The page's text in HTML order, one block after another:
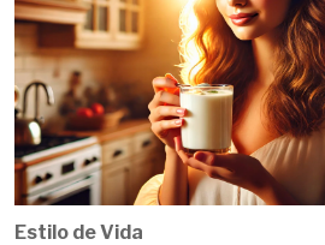
Estilo de Vida